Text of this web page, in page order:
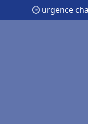
🕒 urgence